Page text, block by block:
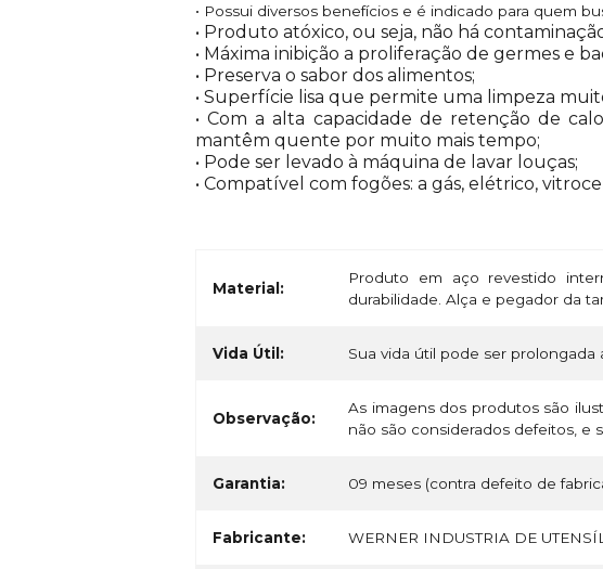
• Possui diversos benefícios e é indicado para quem
• Produto atóxico, ou seja, não há
• Máxima inibição a proliferação de germes e
• Preserva o sabor dos alimentos;
• Superfície lisa que permite uma limpeza
• Com a alta capacidade de retenção de
mantêm quente por muito mais tempo;
• Pode ser levado à máquina de lavar louças;
• Compatível com fogões: a gás, elétrico,
Material:
Produto em aço revestido
durabilidade. Alça e pegador da
Vida Útil: Sua vida útil pode ser prolongada
Observação:
As imagens dos produtos são
não são considerados defeitos, e
Garantia: 09 meses (contra defeito de
Fabricante: WERNER INDUSTRIA DE